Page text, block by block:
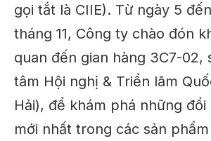
gọi tắt là CIIE). Từ ngày 5
tháng 11, Công ty chào đón
quan đến gian hàng 3C7-02,
tâm Hội nghị & Triển lãm
Hải), để khám phá những đổi
mới nhất trong các sản